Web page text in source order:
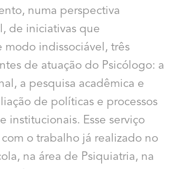
numa perspectiva
de iniciativas que
modo indissociável, três
de atuação do Psicólogo: a
a pesquisa acadêmica e
de políticas e processos
institucionais. Esse serviço
o trabalho já realizado no
na área de Psiquiatria, na